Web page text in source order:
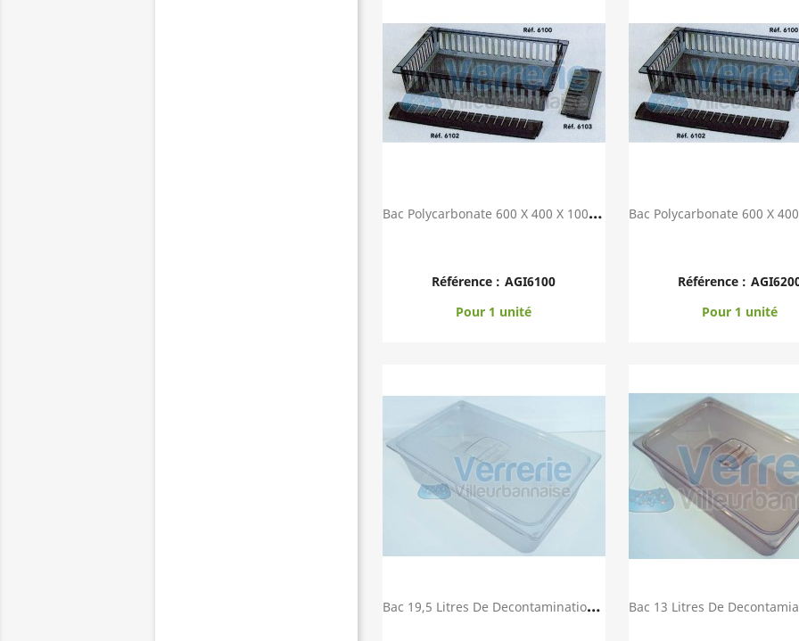
B
Ac Polycarbonate 600 X 400 X 100mm Resistant A...
Référence : AGI6100
Pour 1 unité
Aperçu rapide
Référence :
Pour 1 unité
Aperçu rapide
B
Ac 19,5 Litres De Decontamination En Polycarbo...
Aperçu rapide Aperçu rapide